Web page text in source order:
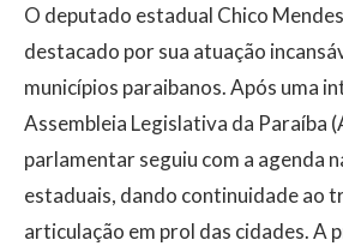
O deputado estadual Chico
destacado por sua atuação
municípios paraibanos. Após uma
Assembleia Legislativa da Paraíba
parlamentar seguiu com a agenda
estaduais, dando continuidade ao
articulação em prol das cidades. A